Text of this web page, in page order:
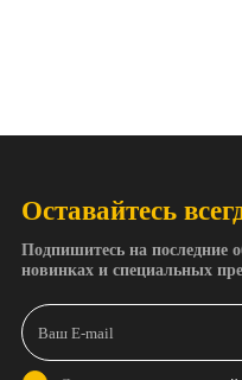
Оставайтесь
Подпишитесь на последние
новинках и специальных